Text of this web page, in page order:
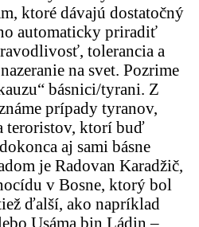
ktoré dávajú dostatočný
automaticky priradiť
tolerancia a
na svet. Pozrime
básnici/tyrani. Z
prípady tyranov,
teroristov, ktorí buď
aj sami básne
je Radovan Karadžič,
v Bosne, ktorý bol
ďalší, ako napríklad
Usáma bin Ládin –